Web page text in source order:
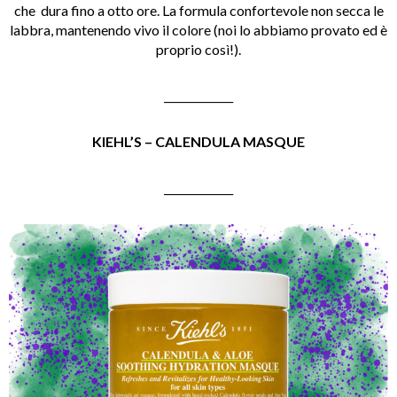
che dura fino a otto ore. La formula confortevole non secca le
labbra, mantenendo vivo il colore (noi lo abbiamo provato ed è
proprio così!).
KIEHL’S – CALENDULA MASQUE